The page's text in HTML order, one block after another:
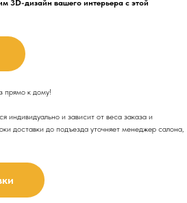
3D-дизайн вашего интерьера с этой
прямо к дому!
индивидуально и зависит от веса заказа и
доставки до подъезда уточняет менеджер салона,